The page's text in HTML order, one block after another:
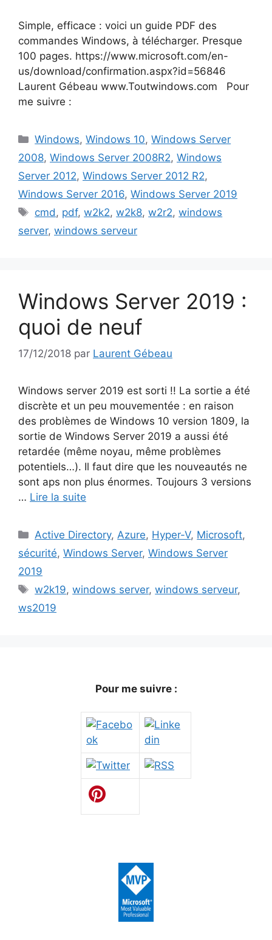
Simple, efficace : voici un guide PDF des
commandes Windows, à télécharger. Presque
100 pages. https://www.microsoft.com/en-
us/download/confirmation.aspx?id=56846
Laurent Gébeau www.Toutwindows.com Pour
me suivre :
Catégories
Windows,Windows 10,Windows Server
2008, Windows Server 2008R2, Windows
Server 2012, Windows Server 2012 R2,
Windows Server 2016, Windows Server 2019
Étiquettes
cmd , pdf,w2k2,w2k8,w2r2,windows
server, windows serveur
Windows Server 2019 :
quoi de neuf
17/12/2018 par Laurent Gébeau
Windows server 2019 est sorti !! La sortie a été
discrète et un peu mouvementée : en raison
des problèmes de Windows 10 version 1809, la
sortie de Windows Server 2019 a aussi été
retardée (même noyau, même problèmes
potentiels…). Il faut dire que les nouveautés ne
sont aps non plus énormes. Toujours 3 versions
… Lire la suite
Catégories
Active Directory,Azure, Hyper-V, Microsoft,
sécurité, Windows Server, Windows Server
2019
Étiquettes
w2k19,windows server,windows serveur,
ws2019
Pour me suivre :